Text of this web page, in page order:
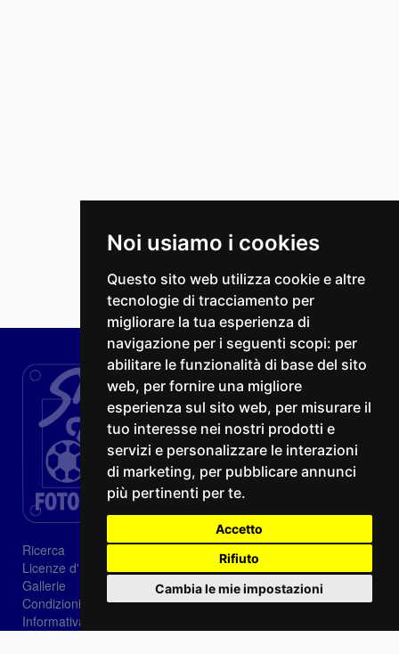
Noi usiamo i cookies
Questo sito web utilizza cookie e altre
tecnologie di tracciamento per
migliorare la tua esperienza di
navigazione per i seguenti scopi: per
abilitare le funzionalità di base del sito
web, per fornire una migliore
esperienza sul sito web, per misurare il
tuo interesse nei nostri prodotti e
servizi e personalizzare le interazioni
di marketing, per pubblicare annunci
più pertinenti per te.
Accetto
Rifiuto
Cambia le mie impostazioni
Ricerca
Licenze d'utilizzo
Gallerie
Condizioni di vendita
Informativa sui Cookie